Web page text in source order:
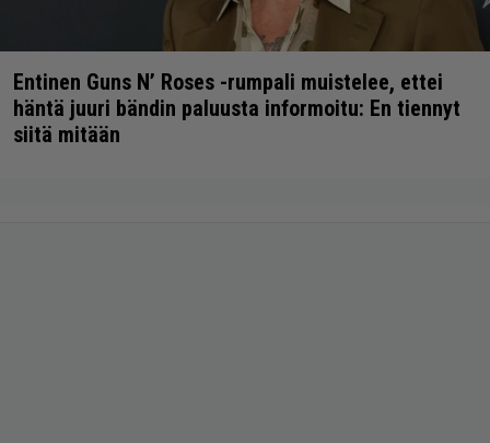
Entinen Guns N’ Roses -rumpali muistelee, ettei
häntä juuri bändin paluusta informoitu: En tiennyt
siitä mitään